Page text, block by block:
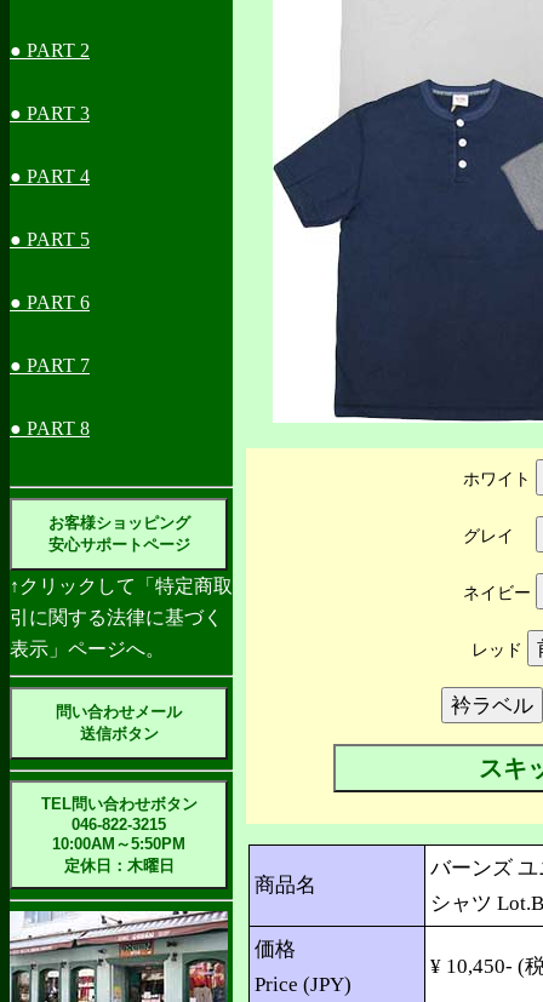
● PART 2
● PART 3
● PART 4
● PART 5
● PART 6
● PART 7
● PART 8
お客様ショッピング
安心サポートページ
↑クリックして「特定商取
引に関する法律に基づく
表示」ページへ。
問い合わせメール
送信ボタン
TEL問い合わせボタン
046-822-3215
10:00AM～5:50PM
定休日：木曜日
ホワイト
グレイ
ネイビー
レッド
スキ
商品名
バーンズ
シャツ
価格
Price (JPY)
¥ 10,450- (